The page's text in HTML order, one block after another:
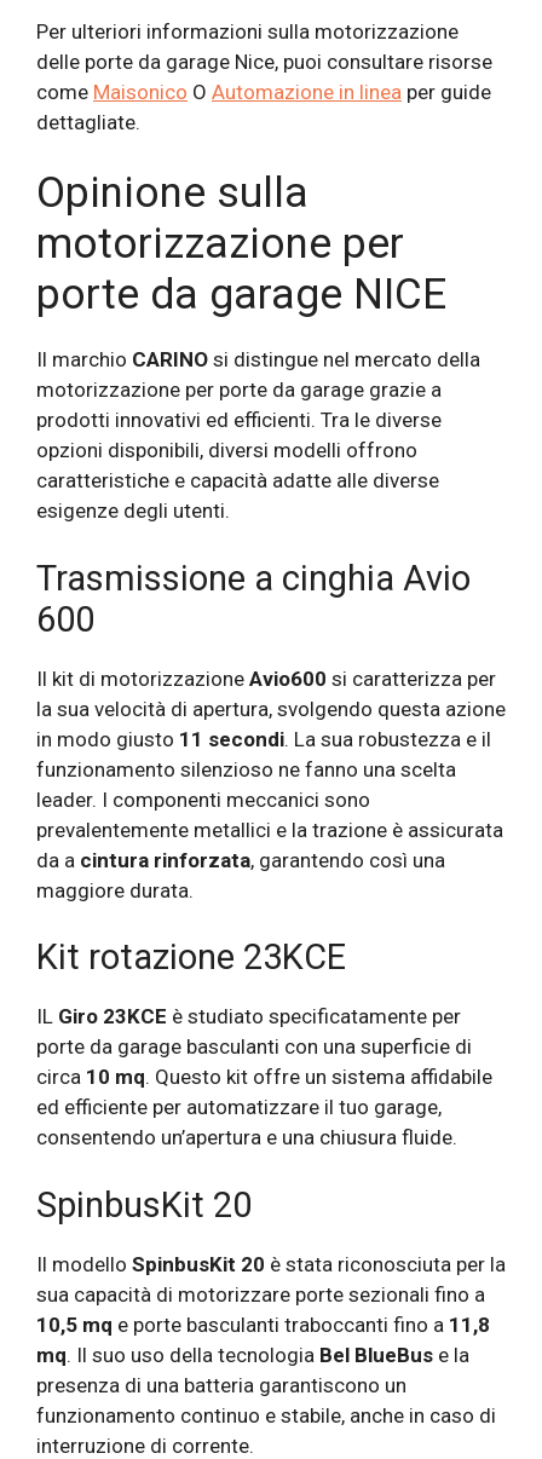
Per ulteriori informazioni sulla motorizzazione
delle porte da garage Nice, puoi consultare risorse
come Maisonico O Automazione in linea per guide
dettagliate.
Opinione sulla
motorizzazione per
porte da garage NICE
Il marchio CARINO si distingue nel mercato della
motorizzazione per porte da garage grazie a
prodotti innovativi ed efficienti. Tra le diverse
opzioni disponibili, diversi modelli offrono
caratteristiche e capacità adatte alle diverse
esigenze degli utenti.
Trasmissione a cinghia Avio
600
Il kit di motorizzazione Avio600 si caratterizza per
la sua velocità di apertura, svolgendo questa azione
in modo giusto 11 secondi. La sua robustezza e il
funzionamento silenzioso ne fanno una scelta
leader. I componenti meccanici sono
prevalentemente metallici e la trazione è assicurata
da a cintura rinforzata, garantendo così una
maggiore durata.
Kit rotazione 23KCE
IL Giro 23KCE è studiato specificatamente per
porte da garage basculanti con una superficie di
circa 10 mq. Questo kit offre un sistema affidabile
ed efficiente per automatizzare il tuo garage,
consentendo un’apertura e una chiusura fluide.
SpinbusKit 20
Il modello SpinbusKit 20 è stata riconosciuta per la
sua capacità di motorizzare porte sezionali fino a
10,5 mq e porte basculanti traboccanti fino a 11,8
mq. Il suo uso della tecnologia Bel BlueBus e la
presenza di una batteria garantiscono un
funzionamento continuo e stabile, anche in caso di
interruzione di corrente.